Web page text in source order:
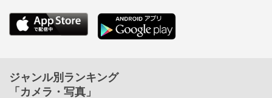
ジャンル別ランキング
「カメラ・写真」